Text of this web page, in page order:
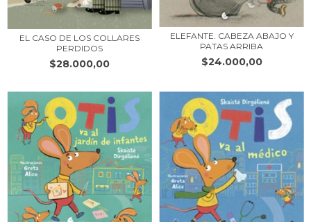
EL CASO DE LOS COLLARES
PERDIDOS
$28.000,00
ELEFANTE. CABEZA ABAJO Y
PATAS ARRIBA
$24.000,00